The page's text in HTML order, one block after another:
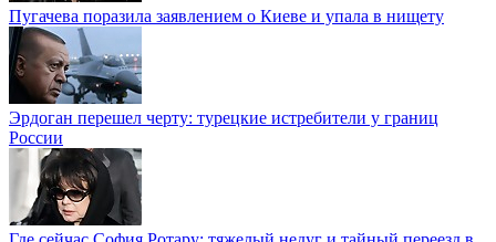
Пугачева поразила заявлением о Киеве и упала в нищету
Эрдоган перешел черту: турецкие истребители у границ
России